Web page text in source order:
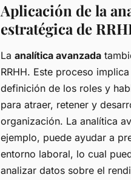
Aplicación de la
estratégica de
La analítica avanzada
RRHH. Este proceso
definición de los roles y
para atraer, retener y
organización. La analítica
ejemplo, puede ayudar a
entorno laboral, lo cual
analizar datos sobre el